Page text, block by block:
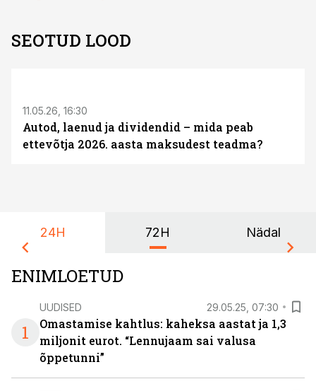
SEOTUD LOOD
11.05.26, 16:30
Autod, laenud ja dividendid – mida peab
ettevõtja 2026. aasta maksudest teadma?
24H 72H Nädal
ENIMLOETUD
1
UUDISED 29.05.25, 07:30
Omastamise kahtlus: kaheksa aastat ja 1,3
miljonit eurot. “Lennujaam sai valusa
õppetunni”